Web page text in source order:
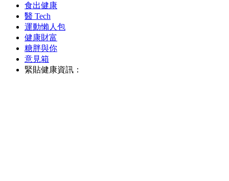
食出健康
醫 Tech
運動懶人包
健康財富
糖胖與你
意見箱
緊貼健康資訊：